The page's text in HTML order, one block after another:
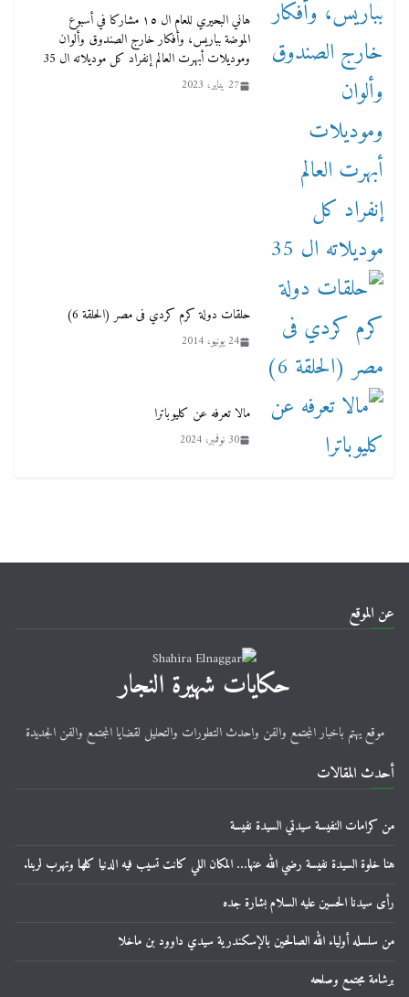
هاني البحيري للعام ال ١٥ مشاركا في أسبوع
الموضة بباريس، وأفكار خارج الصندوق وألوان
وموديلات أبهرت العالم إنفراد كل موديلاته ال 35
27 يناير، 2023
حلقات دولة كرم كردي فى مصر (الحلقة 6)
24 يونيو، 2014
مالا تعرفه عن كليوباترا
30 نوفمبر، 2024
عن الموقع
حكايات شهيرة النجار
موقع يهتم باخبار المجتمع والفن واحدث التطورات والتحليل لقضايا المجتمع والفن الجديدة
أحدث المقالات
من كرامات النفيسة سيدتي السيدة نفيسة
هنا خلوة السيدة نفيسة رضي الله عنها… المكان اللي كانت تسيب فيه الدنيا كلها وتهرب لربنا.
رأى سيدنا الحسين عليه السلام بشارة جده
من سلسله أولياء الله الصالحين بالإسكندرية سيدي داوود بن ماخلا
برشامة مجتمع وصلحه